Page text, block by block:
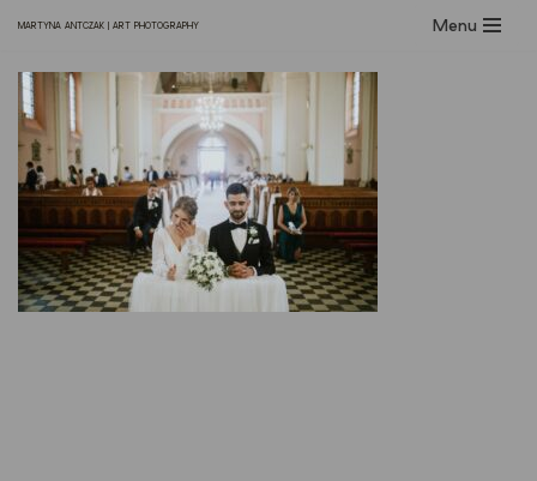
do
treści
MARTYNA ANTCZAK | ART PHOTOGRAPHY Menu